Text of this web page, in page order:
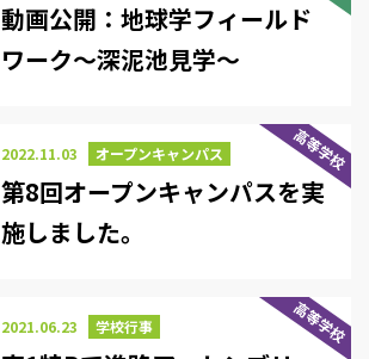
動画公開：地球学フィールド
ワーク～深泥池見学～
高等学校
2022.11.03 オープンキャンパス
第8回オープンキャンパスを実
施しました。
高等学校
2021.06.23 学校行事